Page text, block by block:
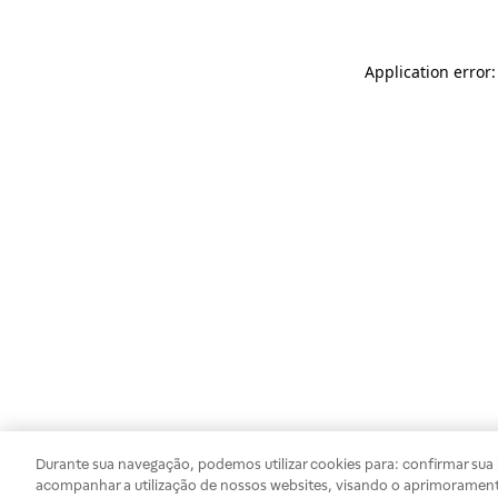
Application
Durante sua navegação, podemos utilizar cookies para: confirmar
acompanhar a utilização de nossos websites, visando o